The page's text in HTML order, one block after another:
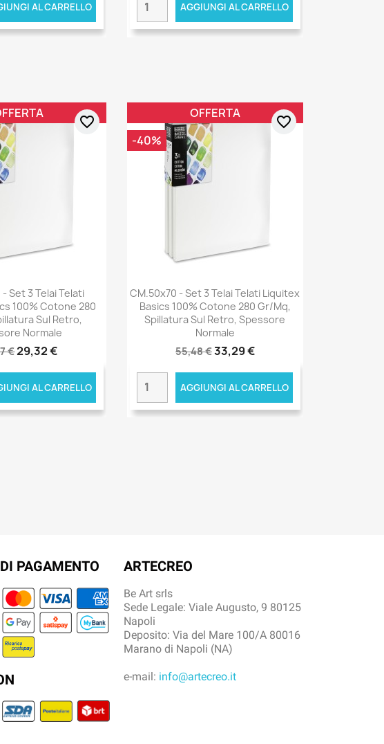
AL CARRELLO AGGIUNGI AL CARRELLO
Set 3 Telai Telati
100% Cotone 280
Sul Retro,
Normale
€29,32 €
AL CARRELLO
favorite_border
CM.50x70 - Set 3 Telai Telati Liquitex
Basics 100% Cotone 280 Gr/mq,
Spillatura Sul Retro, Spessore
Normale
55,48 €33,29 €
AGGIUNGI AL CARRELLO
OFFERTA
-40%
favorite_border
PAGAMENTO ARTECREO
Be Art srls
Sede Legale: Viale Augusto, 9 80125
Napoli
Deposito: Via del Mare 100/A 80016
Marano di Napoli (NA)
e-mail: info@artecreo.it